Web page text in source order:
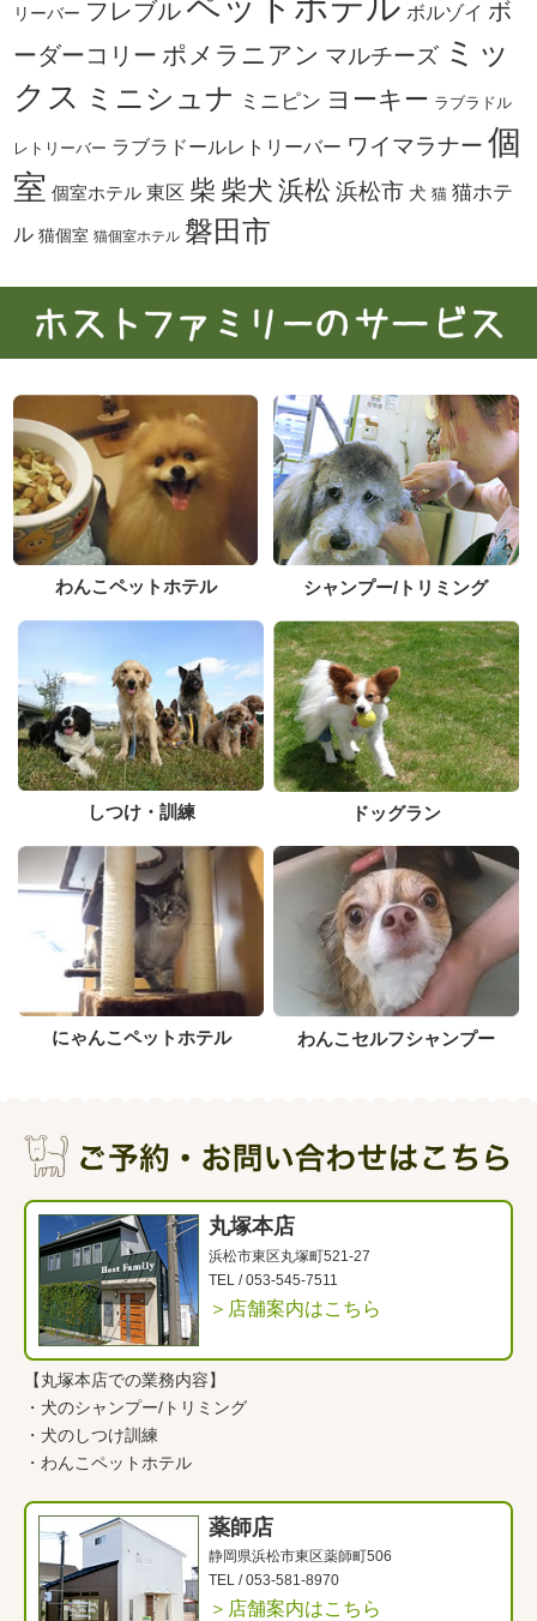
リーバー フレブル ボルゾイ ボ
ーダーコリー ポメラニアン マルチーズ ミッ
クス ミニシュナ ミニピン ヨーキー ラブラドル
レトリーバー ラブラドールレトリーバー ワイマラナー 個
室 個室ホテル 東区 柴 柴犬 浜松 浜松市 犬 猫 猫ホテ
ル 猫個室 猫個室ホテル 磐田市
わんこペットホテル シャンプー/トリミング
しつけ・訓練 ドッグラン
にゃんこペットホテル わんこセルフシャンプー
丸塚本店
浜松市東区丸塚町521-27
TEL /053-545-7511
＞店舗案内はこちら
【丸塚本店での業務内容】
・ 犬のシャンプー/トリミング
・ 犬のしつけ訓練
・ わんこペットホテル
薬師店
静岡県浜松市東区薬師町506
TEL /053-581-8970
＞店舗案内はこちら